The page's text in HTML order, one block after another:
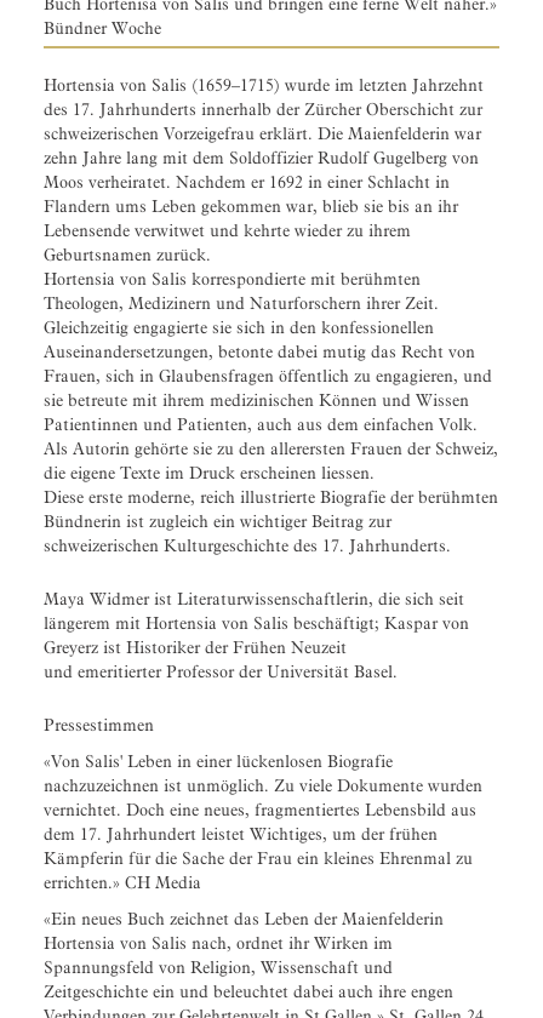
Buch Hortenisa von Salis und bringen eine ferne Welt näher.»
Bündner Woche
Hortensia von Salis (1659–1715) wurde im letzten Jahrzehnt
des 17. Jahrhunderts innerhalb der Zürcher Oberschicht zur
schweizerischen Vorzeigefrau erklärt. Die Maienfelderin war
zehn Jahre lang mit dem Soldoffizier Rudolf Gugelberg von
Moos verheiratet. Nachdem er 1692 in einer Schlacht in
Flandern ums Leben gekommen war, blieb sie bis an ihr
Lebensende verwitwet und kehrte wieder zu ihrem
Geburtsnamen zurück.
Hortensia von Salis korrespondierte mit berühmten
Theologen, Medizinern und Naturforschern ihrer Zeit.
Gleichzeitig engagierte sie sich in den konfessionellen
Auseinandersetzungen, betonte dabei mutig das Recht von
Frauen, sich in Glaubensfragen öffentlich zu engagieren, und
sie betreute mit ihrem medizinischen Können und Wissen
Patientinnen und Patienten, auch aus dem einfachen Volk.
Als Autorin gehörte sie zu den allerersten Frauen der Schweiz,
die eigene Texte im Druck erscheinen liessen.
Diese erste moderne, reich illustrierte Biografie der berühmten
Bündnerin ist zugleich ein wichtiger Beitrag zur
schweizerischen Kulturgeschichte des 17. Jahrhunderts.
Maya Widmer ist Literaturwissenschaftlerin, die sich seit
längerem mit Hortensia von Salis beschäftigt; Kaspar von
Greyerz ist Historiker der Frühen Neuzeit
und emeritierter Professor der Universität Basel.
Pressestimmen
«Von Salis' Leben in einer lückenlosen Biografie
nachzuzeichnen ist unmöglich. Zu viele Dokumente wurden
vernichtet. Doch eine neues, fragmentiertes Lebensbild aus
dem 17. Jahrhundert leistet Wichtiges, um der frühen
Kämpferin für die Sache der Frau ein kleines Ehrenmal zu
errichten.» CH Media
«Ein neues Buch zeichnet das Leben der Maienfelderin
Hortensia von Salis nach, ordnet ihr Wirken im
Spannungsfeld von Religion, Wissenschaft und
Zeitgeschichte ein und beleuchtet dabei auch ihre engen